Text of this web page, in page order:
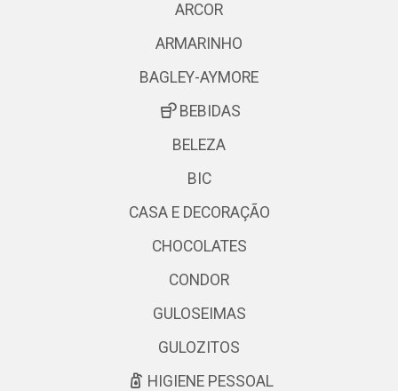
ARCOR
ARMARINHO
BAGLEY-AYMORE
BEBIDAS
BELEZA
BIC
CASA E DECORAÇÃO
CHOCOLATES
CONDOR
GULOSEIMAS
GULOZITOS
HIGIENE PESSOAL